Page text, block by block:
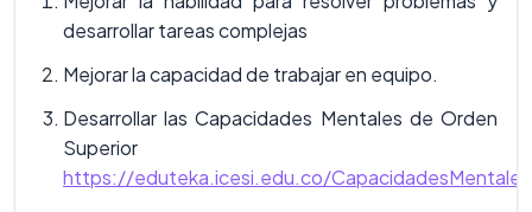
desarrollar tareas complejas
Mejorar la capacidad de trabajar en equipo.
Desarrollar las Capacidades Mentales de Orden
Superior
https://eduteka.icesi.edu.co/